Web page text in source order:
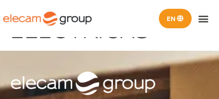
SOLUCIONES
ELECTRICAS